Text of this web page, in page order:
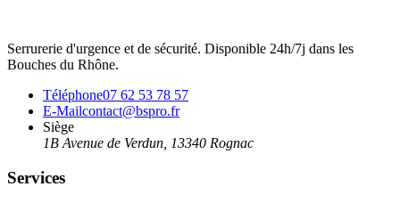
Serrurerie d'urgence et de sécurité. Disponible 24h/7j dans les
Bouches du Rhône.
Téléphone07 62 53 78 57
E-Mailcontact@bspro.fr
Siège
1B Avenue de Verdun 13340 Rognac
Services